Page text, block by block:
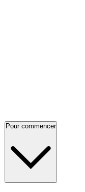
Pour commencer